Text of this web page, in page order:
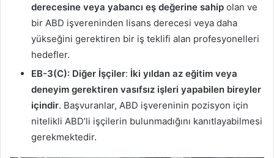
derecesine veya yabancı eş değerine sahip olan ve
bir ABD işvereninden lisans derecesi veya daha
yükseğini gerektiren bir iş teklifi alan profesyonelleri
hedefler.
EB-3(C): Diğer İşçiler: İki yıldan az eğitim veya
deneyim gerektiren vasıfsız işleri yapabilen bireyler
içindir. Başvuranlar, ABD işvereninin pozisyon için
nitelikli ABD’li işçilerin bulunmadığını kanıtlayabilmesi
gerekmektedir.